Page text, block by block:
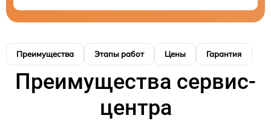
Преимущества Этапы работ Цены Гарантия
Преимущества сервис-
центра